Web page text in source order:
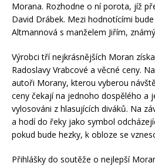
Morana. Rozhodne o ní porota, jíž
David Drábek. Mezi hodnotícími
Altmannová s manželem Jiřím,
Výrobci tří nejkrásnějších Moran
Radoslavy Vrabcové a věcné ceny.
autoři Morany, kterou vyberou
ceny čekají na jednoho dospělého a
vylosováni z hlasujících diváků. Na
a hodí do řeky jako symbol
pokud bude hezky, k obloze se
Přihlášky do soutěže o nejlepší